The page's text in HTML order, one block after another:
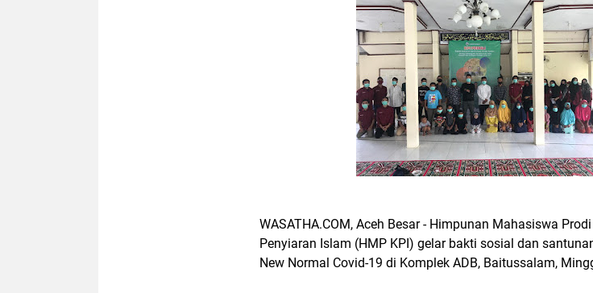
WASATHA.COM, Aceh Besar - Himpunan Mahasiswa
Penyiaran Islam (HMP KPI) gelar bakti sosial dan
New Normal Covid-19 di Komplek ADB, Baitussalam,